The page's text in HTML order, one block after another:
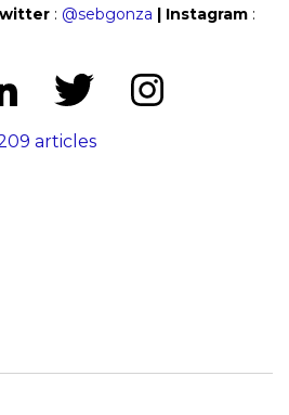
: @sebgonza | Instagram :
articles